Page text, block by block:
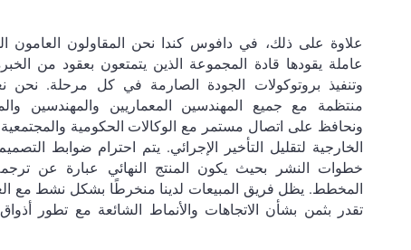
علاوة على ذلك، في دافوس كندا نحن المقاولون العامون
عاملة يقودها قادة المجموعة الذين يتمتعون بعقود من
وتنفيذ بروتوكولات الجودة الصارمة في كل مرحلة. نحن
منتظمة مع جميع المهندسين المعماريين والمهندسين
ونحافظ على اتصال مستمر مع الوكالات الحكومية
الخارجية لتقليل التأخير الإجرائي. يتم احترام ضوابط
خطوات النشر بحيث يكون المنتج النهائي عبارة عن
المخطط. يظل فريق المبيعات لدينا منخرطًا بشكل نشط مع
تقدر بثمن بشأن الاتجاهات والأنماط الشائعة مع تطور